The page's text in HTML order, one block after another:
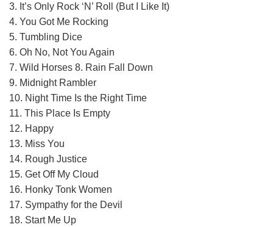
3. It’s Only Rock ‘N’ Roll (But I Like It)
4. You Got Me Rocking
5. Tumbling Dice
6. Oh No, Not You Again
7. Wild Horses 8. Rain Fall Down
9. Midnight Rambler
10. Night Time Is the Right Time
11. This Place Is Empty
12. Happy
13. Miss You
14. Rough Justice
15. Get Off My Cloud
16. Honky Tonk Women
17. Sympathy for the Devil
18. Start Me Up